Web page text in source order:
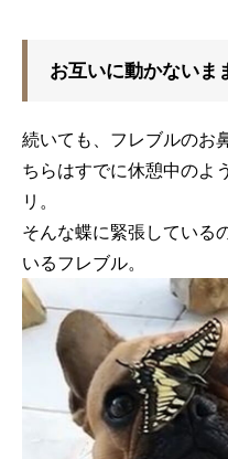
お互いに動かないま
続いても、フレブルのお
ちらはすでに休憩中のよ
リ。
そんな蝶に緊張している
いるフレブル。